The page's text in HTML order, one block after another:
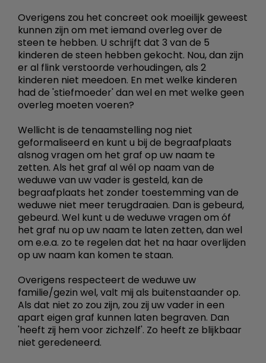
Overigens zou het concreet ook moeilijk geweest
kunnen zijn om met iemand overleg over de
steen te hebben. U schrijft dat 3 van de 5
kinderen de steen hebben gekocht. Nou, dan zijn
er al flink verstoorde verhoudingen, als 2
kinderen niet meedoen. En met welke kinderen
had de 'stiefmoeder' dan wel en met welke geen
overleg moeten voeren?
Wellicht is de tenaamstelling nog niet
geformaliseerd en kunt u bij de begraafplaats
alsnog vragen om het graf op uw naam te
zetten. Als het graf al wél op naam van de
weduwe van uw vader is gesteld, kan de
begraafplaats het zonder toestemming van de
weduwe niet meer terugdraaien. Dan is gebeurd,
gebeurd. Wel kunt u de weduwe vragen om óf
het graf nu op uw naam te laten zetten, dan wel
om e.e.a. zo te regelen dat het na haar overlijden
op uw naam kan komen te staan.
Overigens respecteert de weduwe uw
familie/gezin wel, valt mij als buitenstaander op.
Als dat niet zo zou zijn, zou zij uw vader in een
apart eigen graf kunnen laten begraven. Dan
'heeft zij hem voor zichzelf'. Zo heeft ze blijkbaar
niet geredeneerd.